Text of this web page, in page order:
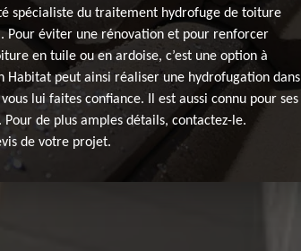
spécialiste du traitement hydrofuge de toiture
Pour éviter une rénovation et pour renforcer
en tuile ou en ardoise, c’est une option à
Habitat peut ainsi réaliser une hydrofugation dans
vous lui faites confiance. Il est aussi connu pour ses
de plus amples détails, contactez-le.
de votre projet.